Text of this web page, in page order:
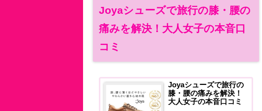
Joyaシューズで旅行の膝・腰の
痛みを解決！大人女子の本音口
コミ
Joyaシューズで旅行の
膝・腰の痛みを解決！
大人女子の本音口コミ